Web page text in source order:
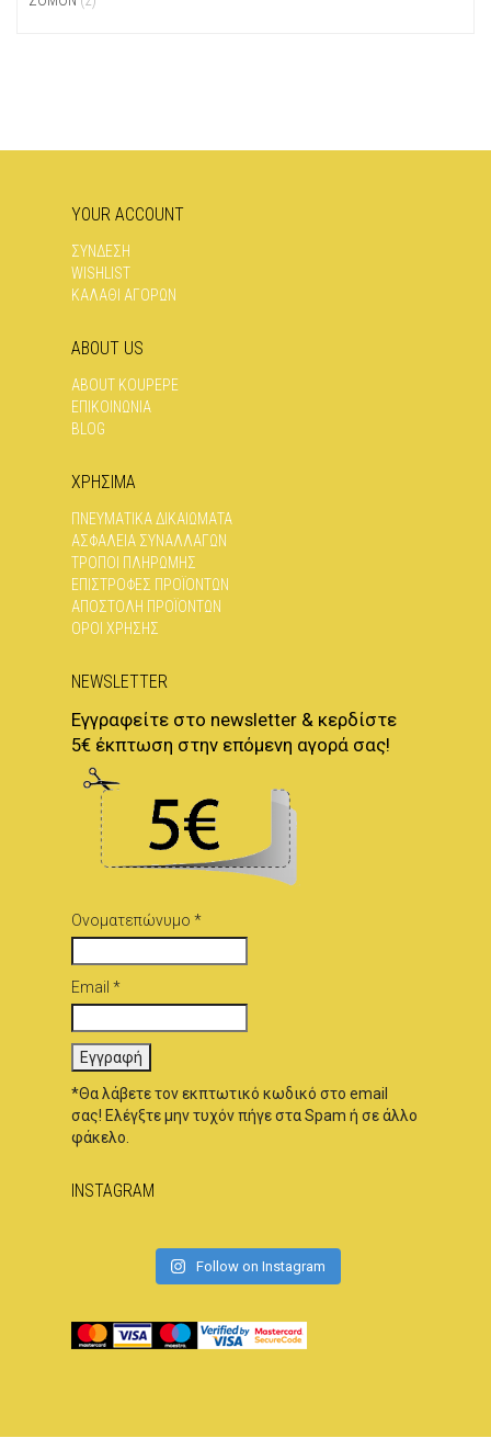
YOUR ACCOUNT
ΣΥΝΔΕΣΗ
WISHLIST
ΚΑΛΑΘΙ ΑΓΟΡΩΝ
ABOUT US
ABOUT KOUPEPE
ΕΠΙΚΟΙΝΩΝΊΑ
BLOG
ΧΡΗΣΙΜΑ
ΠΝΕΥΜΑΤΙΚΆ ΔΙΚΑΙΏΜΑΤΑ
ΑΣΦΆΛΕΙΑ ΣΥΝΑΛΛΑΓΏΝ
ΤΡΌΠΟΙ ΠΛΗΡΩΜΉΣ
ΕΠΙΣΤΡΟΦΈΣ ΠΡΟΪΌΝΤΩΝ
ΑΠΟΣΤΟΛΉ ΠΡΟΪΌΝΤΩΝ
ΌΡΟΙ ΧΡΉΣΗΣ
NEWSLETTER
Εγγραφείτε στο newsletter & κερδίστε
5€ έκπτωση στην επόμενη αγορά σας!
Ονοματεπώνυμο *
Email *
*Θα λάβετε τον εκπτωτικό κωδικό στο email
σας! Ελέγξτε μην τυχόν πήγε στα Spam ή σε άλλο
φάκελο.
INSTAGRAM
Follow on Instagram